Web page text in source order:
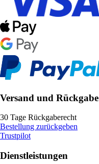
Versand und Rückgabe
30 Tage Rückgaberecht
Bestellung zurückgeben
Trustpilot
Dienstleistungen